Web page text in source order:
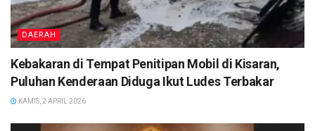
DAERAH
Kebakaran di Tempat Penitipan Mobil di Kisaran,
Puluhan Kenderaan Diduga Ikut Ludes Terbakar
KAMIS, 2 APRIL 2026